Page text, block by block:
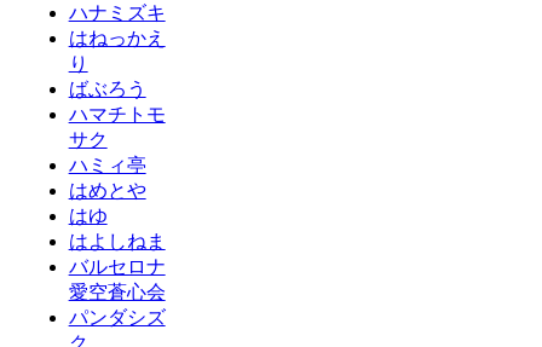
ハナミズキ
はねっかえ
り
ばぶろう
ハマチトモ
サク
ハミィ亭
はめとや
はゆ
はよしねま
バルセロナ
愛空蒼心会
パンダシズ
ク